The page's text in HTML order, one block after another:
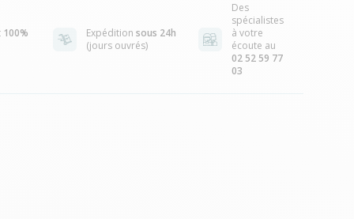
100%
Expédition sous 24h
(jours ouvrés)
Des
spécialistes
à votre
écoute au
02 52 59 77
03